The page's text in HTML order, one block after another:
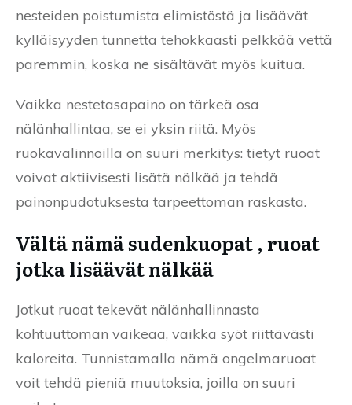
nesteiden poistumista elimistöstä ja lisäävät
kylläisyyden tunnetta tehokkaasti pelkkää vettä
paremmin, koska ne sisältävät myös kuitua.
Vaikka nestetasapaino on tärkeä osa
nälänhallintaa, se ei yksin riitä. Myös
ruokavalinnoilla on suuri merkitys: tietyt ruoat
voivat aktiivisesti lisätä nälkää ja tehdä
painonpudotuksesta tarpeettoman raskasta.
Vältä nämä sudenkuopat , ruoat
jotka lisäävät nälkää
Jotkut ruoat tekevät nälänhallinnasta
kohtuuttoman vaikeaa, vaikka syöt riittävästi
kaloreita. Tunnistamalla nämä ongelmaruoat
voit tehdä pieniä muutoksia, joilla on suuri